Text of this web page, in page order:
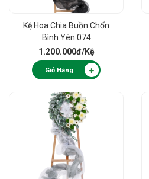
Kệ Hoa Chia Buồn Chốn
Bình Yên 074
1.200.000đ/Kệ
Giỏ Hàng